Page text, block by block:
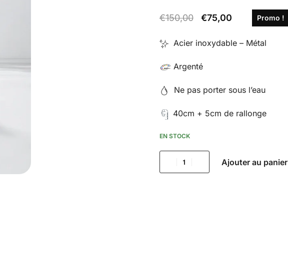
€150,00 €75,00 Promo !
Acier inoxydable – Métal
Argenté
Ne pas porter sous l’eau
40cm + 5cm de rallonge
EN STOCK
Ajouter au panier